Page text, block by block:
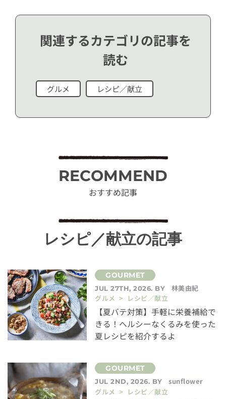
関連するカテゴリの記事を
読む
グルメ レシピ／献立
RECOMMEND
おすすめ記事
レシピ／献立の記事
JUL 27TH, 2026. BY
林美由紀
グルメ > レシピ／献立
【夏バテ対策】手軽に栄養補給で
きる！ヘルシーなくるみを使った
夏レシピを紹介するよ
JUL 2ND, 2026. BY
sunflower
グルメ > レシピ／献立